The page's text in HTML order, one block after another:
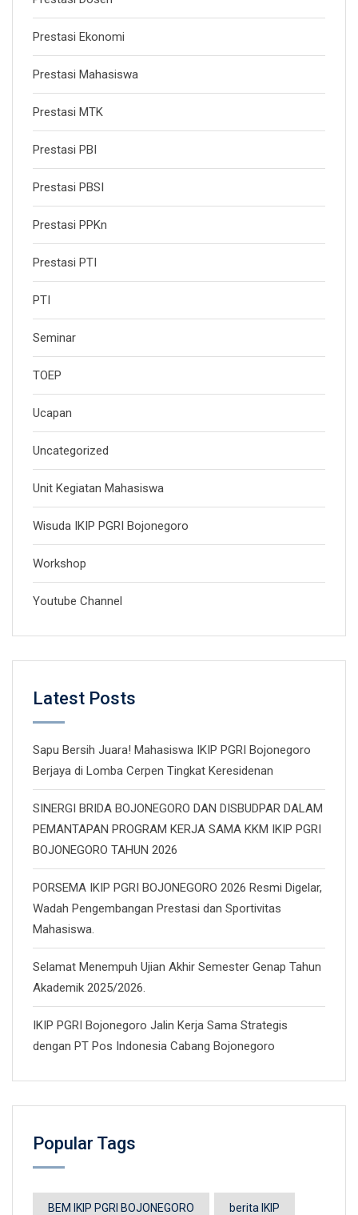
Prestasi Ekonomi
Prestasi Mahasiswa
Prestasi MTK
Prestasi PBI
Prestasi PBSI
Prestasi PPKn
Prestasi PTI
PTI
Seminar
TOEP
Ucapan
Uncategorized
Unit Kegiatan Mahasiswa
Wisuda IKIP PGRI Bojonegoro
Workshop
Youtube Channel
Latest Posts
Sapu Bersih Juara! Mahasiswa IKIP PGRI Bojonegoro
Berjaya di Lomba Cerpen Tingkat Keresidenan
SINERGI BRIDA BOJONEGORO DAN DISBUDPAR DALAM
PEMANTAPAN PROGRAM KERJA SAMA KKM IKIP PGRI
BOJONEGORO TAHUN 2026
PORSEMA IKIP PGRI BOJONEGORO 2026 Resmi Digelar,
Wadah Pengembangan Prestasi dan Sportivitas
Mahasiswa.
Selamat Menempuh Ujian Akhir Semester Genap Tahun
Akademik 2025/2026.
IKIP PGRI Bojonegoro Jalin Kerja Sama Strategis
dengan PT Pos Indonesia Cabang Bojonegoro
Popular Tags
BEM IKIP PGRI BOJONEGORO berita IKIP